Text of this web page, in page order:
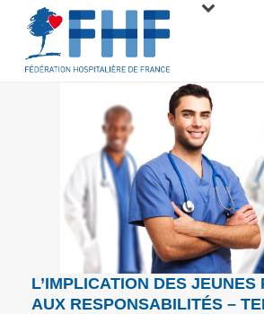
L’IMPLICATION DES JEUNES
AUX RESPONSABILITÉS –